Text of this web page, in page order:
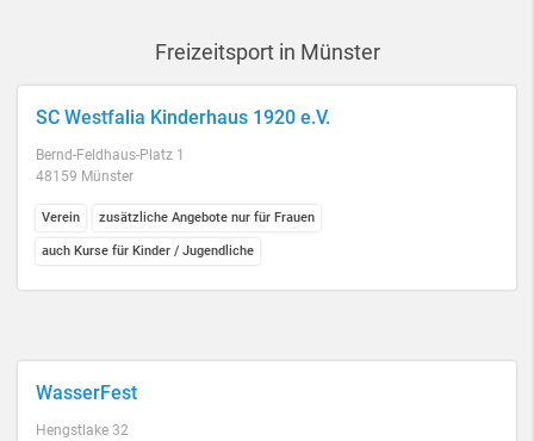
Freizeitsport in Münster
SC Westfalia Kinderhaus 1920 e.V.
Bernd-Feldhaus-Platz 1
48159 Münster
Verein zusätzliche Angebote nur für Frauen
auch Kurse für Kinder / Jugendliche
WasserFest
Hengstlake 32